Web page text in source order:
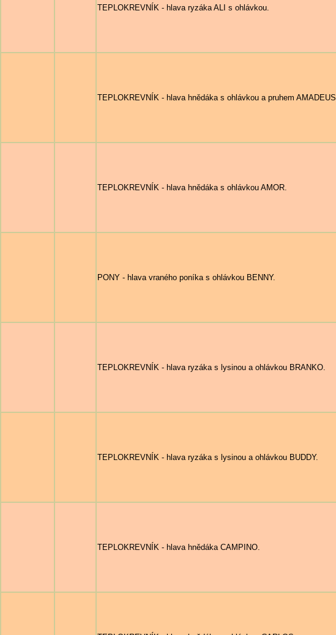
TEPLOKREVNÍK - hlava ryzáka ALI s ohlávkou.
TEPLOKREVNÍK - hlava hnědáka s ohlávkou a pruhem AMADEUS.
TEPLOKREVNÍK - hlava hnědáka s ohlávkou AMOR.
PONY - hlava vraného poníka s ohlávkou BENNY.
TEPLOKREVNÍK - hlava ryzáka s lysinou a ohlávkou BRANKO.
TEPLOKREVNÍK - hlava ryzáka s lysinou a ohlávkou BUDDY.
TEPLOKREVNÍK - hlava hnědáka CAMPINO.